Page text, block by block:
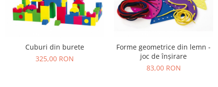
Cuburi din burete
325,00 RON
Forme geometrice din lemn -
joc de înșirare
83,00 RON